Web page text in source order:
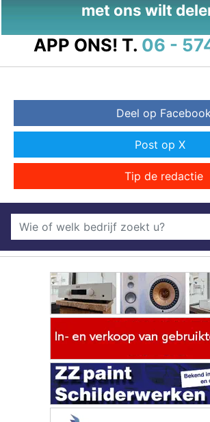
met ons wilt
APP ONS! T. 06 -
Deel op
Post op X
Tip de redactie